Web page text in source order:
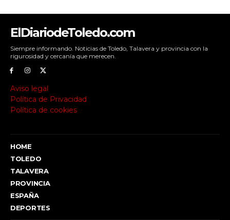
ElDiariodeToledo.com
Siempre informando. Noticias de Toledo, Talavera y provincia con la
rigurosidad y cercanía que merecen.
Aviso legal
Política de Privacidad
Política de cookies
HOME
TOLEDO
TALAVERA
PROVINCIA
ESPAÑA
DEPORTES